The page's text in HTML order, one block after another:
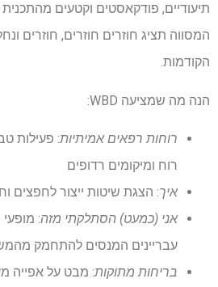
הקודמות.
הנה מה שמציעה WBD:
רוחות רפאים אמיתיות: פעילות
רוח ומיקומים רדופים
איך: הצגת שיטות ייצור לחפצים
אני (כמעט) הסתלקתי מזה:
עבריינים המנסים להתחמק
בריחות מתוקות: מבט על אפייה